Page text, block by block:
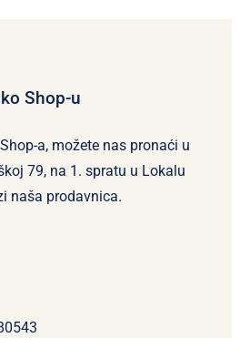
Shop-u
a, možete nas pronaći u
79, na 1. spratu u Lokalu
naša prodavnica.